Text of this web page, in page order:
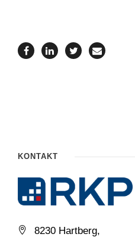
KONTAKT
8230 Hartberg,